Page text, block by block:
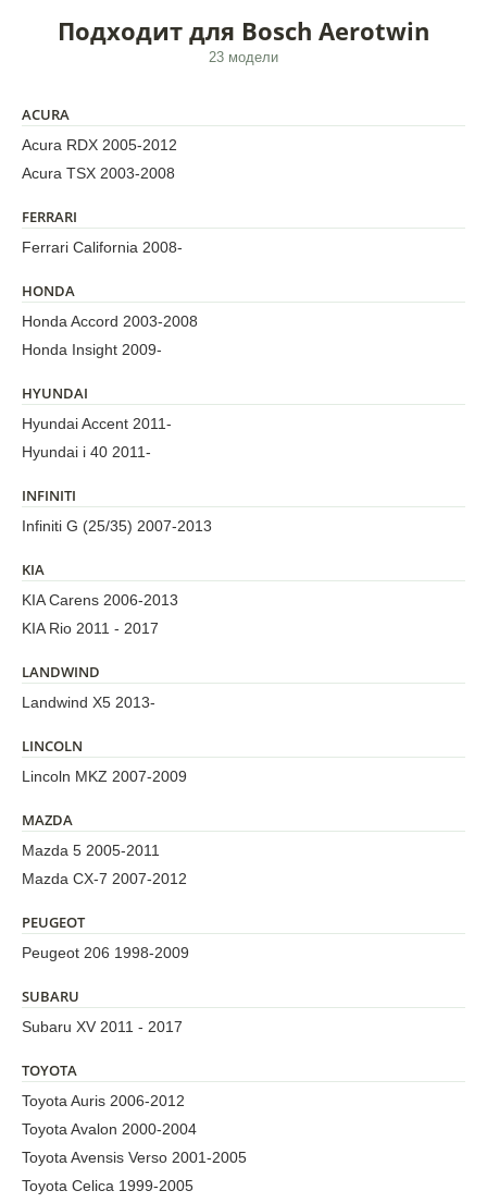
Подходит для Bosch Aerotwin
23 модели
ACURA
Acura RDX 2005-2012
Acura TSX 2003-2008
FERRARI
Ferrari California 2008-
HONDA
Honda Accord 2003-2008
Honda Insight 2009-
HYUNDAI
Hyundai Accent 2011-
Hyundai i 40 2011-
INFINITI
Infiniti G (25/35) 2007-2013
KIA
KIA Carens 2006-2013
KIA Rio 2011 - 2017
LANDWIND
Landwind X5 2013-
LINCOLN
Lincoln MKZ 2007-2009
MAZDA
Mazda 5 2005-2011
Mazda CX-7 2007-2012
PEUGEOT
Peugeot 206 1998-2009
SUBARU
Subaru XV 2011 - 2017
TOYOTA
Toyota Auris 2006-2012
Toyota Avalon 2000-2004
Toyota Avensis Verso 2001-2005
Toyota Celica 1999-2005